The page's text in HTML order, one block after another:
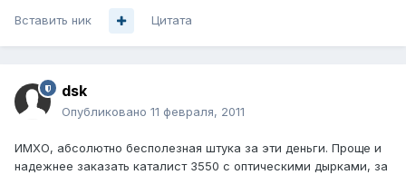
Вставить ник Цитата
dsk
Опубликовано 11 февраля, 2011
ИМХО, абсолютно бесполезная штука за эти деньги. Проще и
надежнее заказать каталист 3550 с оптическими дырками, за